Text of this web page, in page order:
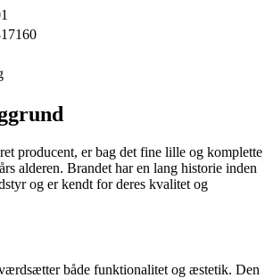
producent, er bag det fine lille og komplette
alderen. Brandet har en lang historie inden
og er kendt for deres kvalitet og
både funktionalitet og æstetik. Den